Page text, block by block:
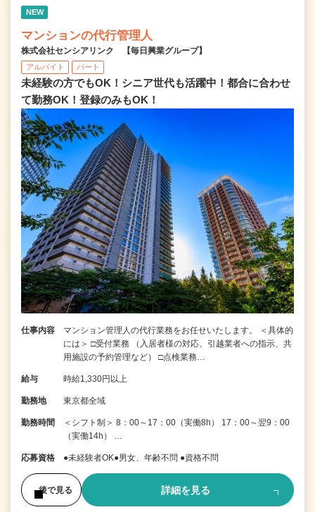
NEW
マンションの代行管理人
株式会社センシアリンク 【毎日興業グループ】
アルバイト パート
未経験の方でもOK！シニア世代も活躍中！都合に合わせ
て勤務OK！登録のみもOK！
仕事内容
マンション管理人の代行業務をお任せいたします。 ＜具体的
には＞ □受付業務 （入居者様の対応、引越業者への指示、共
用施設の予約管理など） □点検業務…
給与 時給1,330円以上
勤務地 東京都全域
勤務時間
＜シフト制＞ 8：00～17：00（実働8h） 17：00～翌9：00
（実働14h） …
応募資格 ●未経験者OK●男女、年齢不問 ●資格不問
後で見る 詳細を見る